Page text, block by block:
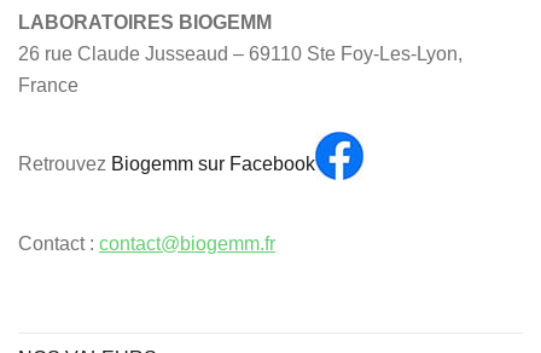
LABORATOIRES BIOGEMM
26 rue Claude Jusseaud – 69110 Ste Foy-Les-Lyon,
France
Retrouvez Biogemm sur Facebook
Contact : contact@biogemm.fr